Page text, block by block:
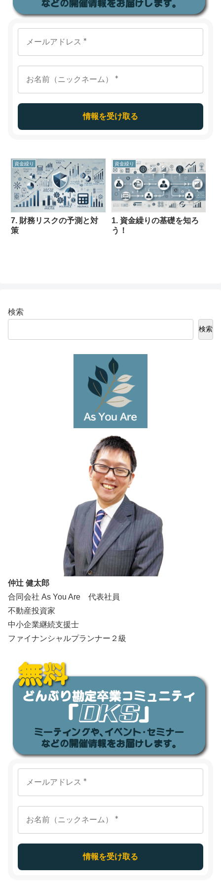
資金繰り
7. 財務リスクの予測と対
策
資金繰り
1. 資金繰りの基礎を知ろ
う！
検索
検索
仲辻 健太郎
合同会社 As You Are 代表社員
不動産投資家
中小企業継続支援士
ファイナンシャルプランナー２級